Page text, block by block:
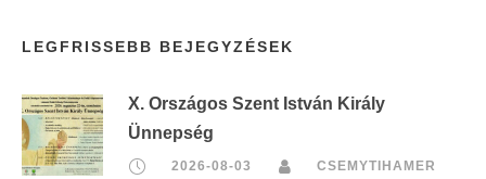
LEGFRISSEBB BEJEGYZÉSEK
X. Országos Szent István Király
Ünnepség
2026-08-03 CSEMYTIHAMER